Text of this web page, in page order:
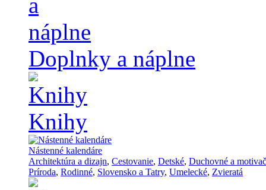
Doplnky a náplne
Knihy
Nástenné kalendáre
Architektúra a dizajn, Cestovanie, Detské, Duchovné a
Príroda, Rodinné, Slovensko a Tatry, Umelecké, Zvieratá